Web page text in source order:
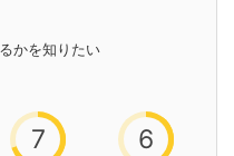
かを知りたい
7 6